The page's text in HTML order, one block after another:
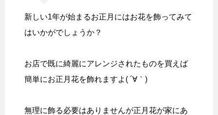
新しい1年が始まるお正月にはお花を飾ってみて
はいかがでしょうか？
お店で既に綺麗にアレンジされたものを買えば
簡単にお正月花を飾れますよ( ´∀｀)
無理に飾る必要はありませんが正月花が家にあ